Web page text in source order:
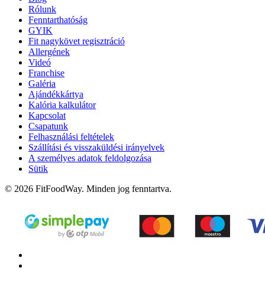
Rólunk
Fenntarthatóság
GYIK
Fit nagykövet regisztráció
Allergének
Videó
Franchise
Galéria
Ajándékkártya
Kalória kalkulátor
Kapcsolat
Csapatunk
Felhasználási feltételek
Szállítási és visszaküldési irányelvek
A személyes adatok feldolgozása
Sütik
© 2026 FitFoodWay. Minden jog fenntartva.